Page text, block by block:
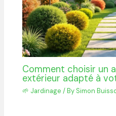
Comment choisir un
extérieur adapté à
🌱 Jardinage / By Simon